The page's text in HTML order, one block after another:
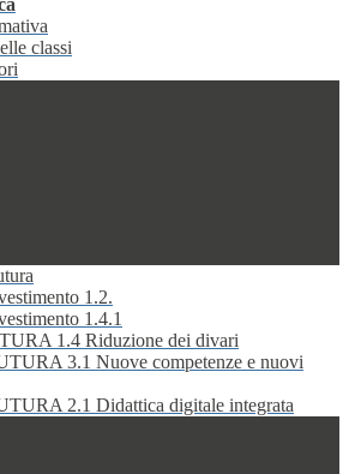
classi
1.2.
1.4.1
1.4 Riduzione dei divari
3.1 Nuove competenze e nuovi
2.1 Didattica digitale integrata